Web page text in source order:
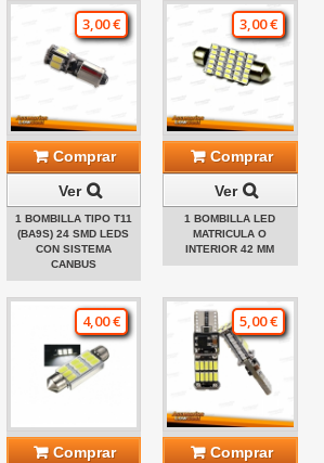
3,00 €
Comprar
Ver
1 BOMBILLA TIPO T11
(BA9S) 24 SMD LEDS
CON SISTEMA
CANBUS
3,00 €
Comprar
Ver
1 BOMBILLA LED
MATRICULA O
INTERIOR 42 MM
4,00 €
Comprar
5,00 €
Comprar